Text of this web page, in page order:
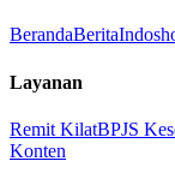
BerandaBerita
Layanan
Remit KilatBPJS
Konten